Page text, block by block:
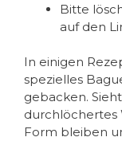
Bitte
auf den
In einigen
spezielles
gebacken.
durchlöchertes
Form bleiben